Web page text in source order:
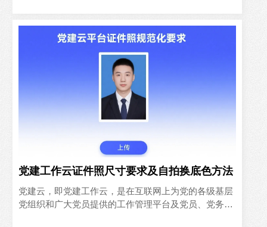
党建工作云证件照尺寸要求及自拍换底色方法
党建云，即党建工作云，是在互联网上为党的各级基层
党组织和广大党员提供的工作管理平台及党员、党务工